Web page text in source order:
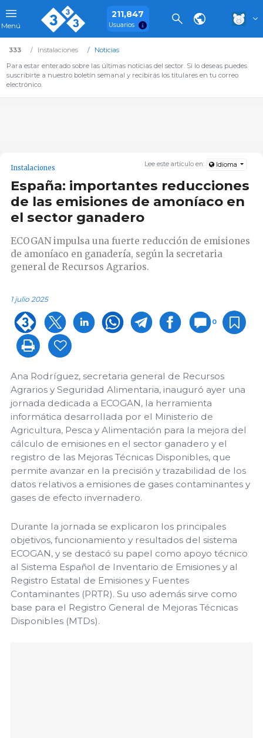
Menú
211,847
Usuarios
333 Instalaciones
Noticias
Para estar enterado sobre las últimas noticias del sector. Si lo deseas puedes
suscribirte a nuestro boletín semanal y recibirás los titulares en tu correo
electrónico.
Lee este artículo en: Idioma
Instalaciones
España: importantes reducciones
de las emisiones de amoníaco en
el sector ganadero
ECOGAN impulsa una fuerte reducción de emisiones
de amoníaco en ganadería, según la secretaria
general de Recursos Agrarios.
1 julio 2025
0
Ana Rodríguez, secretaria general de Recursos
Agrarios y Seguridad Alimentaria, inauguró ayer una
jornada dedicada a ECOGAN, la herramienta
informática desarrollada por el Ministerio de
Agricultura, Pesca y Alimentación para la mejora del
cálculo de emisiones en el sector ganadero y el
registro de las Mejoras Técnicas Disponibles, que
permite avanzar en la precisión y trazabilidad de los
datos relativos a emisiones de gases contaminantes y
gases de efecto invernadero.
Durante la jornada se explicaron los principales
objetivos, funcionamiento y resultados del sistema
ECOGAN, y se destacó su papel como apoyo técnico
al Sistema Español de Inventario de Emisiones y al
Registro Estatal de Emisiones y Fuentes
Contaminantes (PRTR). Su uso además sirve como
base para el Registro General de Mejoras Técnicas
Disponibles (MTDs).